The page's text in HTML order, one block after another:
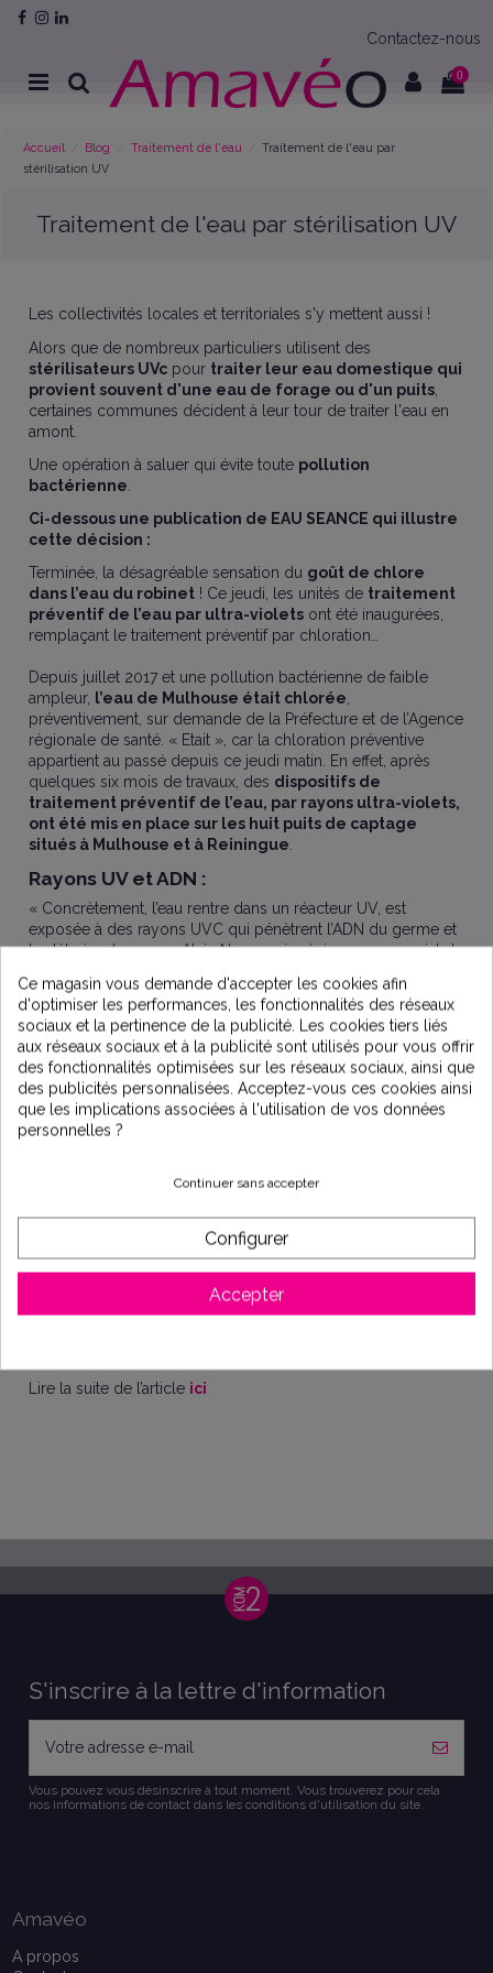
Contactez-nous
0
Accueil Blog Traitement de l'eau
Traitement de l'eau par
stérilisation UV
Traitement de l'eau par stérilisation UV
Les collectivités locales et territoriales s'y mettent aussi !
Alors que de nombreux particuliers utilisent des
stérilisateurs UVc pour traiter leur eau domestique qui
provient souvent d'une eau de forage ou d'un puits
certaines communes décident à leur tour de traiter l'eau en
amont.
Une opération à saluer qui évite toute pollution
bactérienne
Ci-dessous une publication de EAU SEANCE qui illustre
cette décision :
Terminée, la désagréable sensation du goût de chlore
dans l’eau du robinet ! Ce jeudi, les unités de traitement
préventif de l’eau par ultra-violets ont été inaugurées,
remplaçant le traitement préventif par chloration…
Depuis juillet 2017 et une pollution bactérienne de faible
ampleur, l’eau de Mulhouse était chlorée
préventivement, sur demande de la Préfecture et de l’Agence
régionale de santé. « Etait », car la chloration préventive
appartient au passé depuis ce jeudi matin. En effet, après
quelques six mois de travaux, des dispositifs de
traitement préventif de l’eau, par rayons ultra-violets,
ont été mis en place sur les huit puits de captage
situés à Mulhouse et à Reiningue
Rayons UV et ADN :
« Concrètement, l’eau rentre dans un réacteur UV, est
exposée à des rayons UVC qui pénètrent l’ADN du germe et
le détruisent, expose Alain Nguyen, ingénieur commercial de
traitement. On casse la bactérie, c’est immédiat et
irréversible !» Désormais, l’eau qui coule de tous les
robinets mulhousiens est traitée préventivement par UV, ce
qui n’altère en rien ses qualités. S’ils ne sont plus utilisés de
manière préventive, les dispositifs de traitement chimique de
l’eau restent toutefois opérationnels : « Le traitement par UV
se fait préventivement, au niveau des puits. La chloration
pourra être activée en cas de pollution sur le réseau, en
des Eaux. Nous espérons ne jamais la réactiver ! »
Une eau de qualité :
Un souhait partagé par Maryvonne Buchert, l’adjointe au
maire déléguée à l’Eau et à la Biodiversité : « L’eau que le
Service des Eaux distribue aux habitants de 14 communes
est une eau de qualité très appréciée. Depuis la création du
Lire la suite de l’article ici
S'inscrire à la lettre d'information
Vous pouvez vous désinscrire à tout moment. Vous trouverez pour cela
nos informations de contact dans les conditions d'utilisation du site.
Amavéo
A propos
Ce magasin vous demande d'accepter les cookies afin
d'optimiser les performances, les fonctionnalités des réseaux
sociaux et la pertinence de la publicité. Les cookies tiers liés
aux réseaux sociaux et à la publicité sont utilisés pour vous offrir
des fonctionnalités optimisées sur les réseaux sociaux, ainsi que
des publicités personnalisées. Acceptez-vous ces cookies ainsi
que les implications associées à l'utilisation de vos données
personnelles ?
Continuer sans accepter
Configurer
Accepter